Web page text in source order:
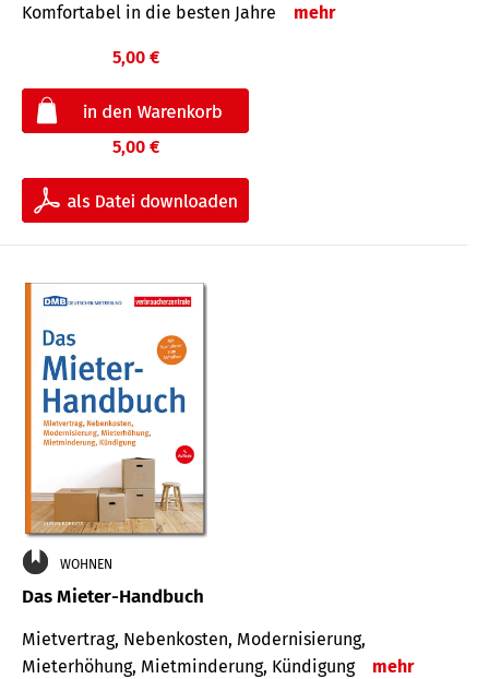
Komfortabel in die besten Jahre mehr
5,00 €
5,00 €
WOHNEN
Das Mieter-Handbuch
Mietvertrag, Nebenkosten, Modernisierung,
Mieterhöhung, Mietminderung, Kündigung
mehr